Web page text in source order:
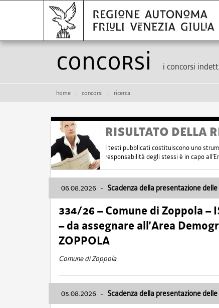
Concorsi i concorsi
home concorsi ricerca
RISULTATO DELLA
I testi pubblicati costituiscono uno
responsabilità degli stessi è in capo
06.08.2026 - Scadenza della presentazione
334/26 – Comune di Zoppola –
– da assegnare all’Area
ZOPPOLA
Comune di Zoppola
05.08.2026 - Scadenza della presentazione